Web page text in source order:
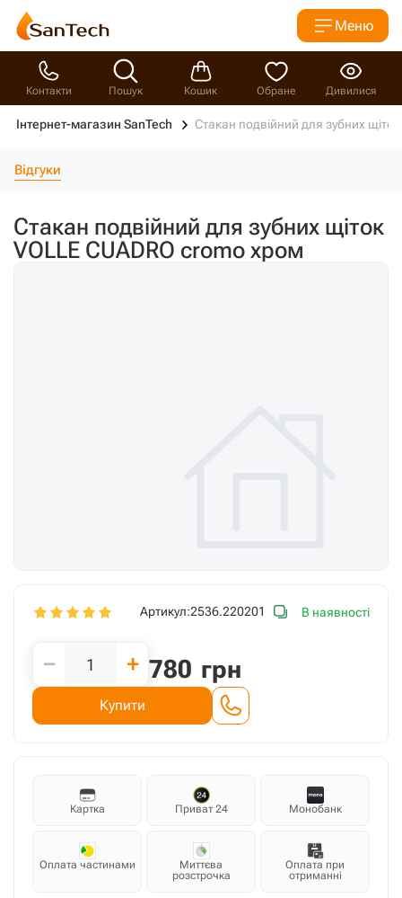
Меню
Контакти Пошук Кошик Обране Дивилися
Інтернет-магазин SanTech Стакан подвійний для зубних
Відгуки
Стакан подвійний для зубних щіток
VOLLE CUADRO cromo хром
Артикул:2536.220201 В наявності
− + 780 грн
Купити
Картка Приват 24 Монобанк
Оплата частинами
Миттєва
розстрочка
Оплата при
отриманні